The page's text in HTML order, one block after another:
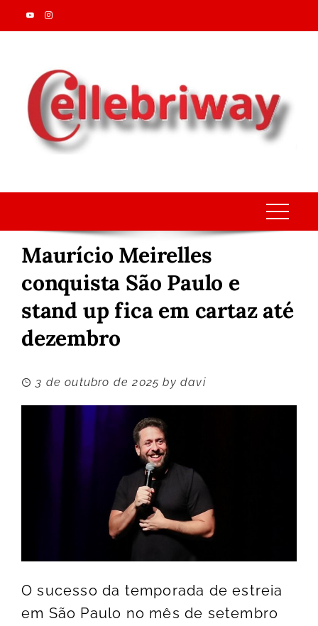
Skip
to
Maurício Meirelles
conquista São Paulo e
stand up fica em cartaz até
dezembro
3 de outubro de 2025 bydavi
O sucesso da temporada de estreia
em São Paulo no mês de setembro